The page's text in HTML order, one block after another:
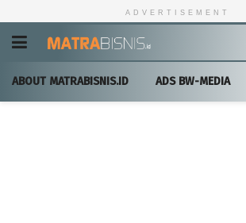
ADVERTISEMENT
ABOUT MATRABISNIS.ID ADS BW-MEDIA